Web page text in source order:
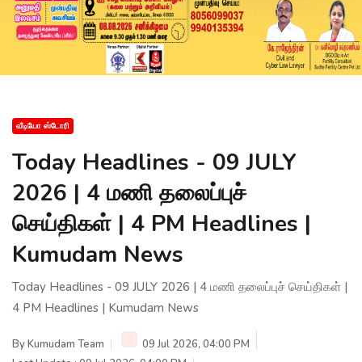
வீடியோ ஸ்டோரி
Today Headlines - 09 JULY
2026 | 4 மணி தலைப்புச்
செய்திகள் | 4 PM Headlines |
Kumudam News
Today Headlines - 09 JULY 2026 | 4 மணி தலைப்புச் செய்திகள் |
4 PM Headlines | Kumudam News
ByKumudam Team
09 Jul 2026, 04:00 PM